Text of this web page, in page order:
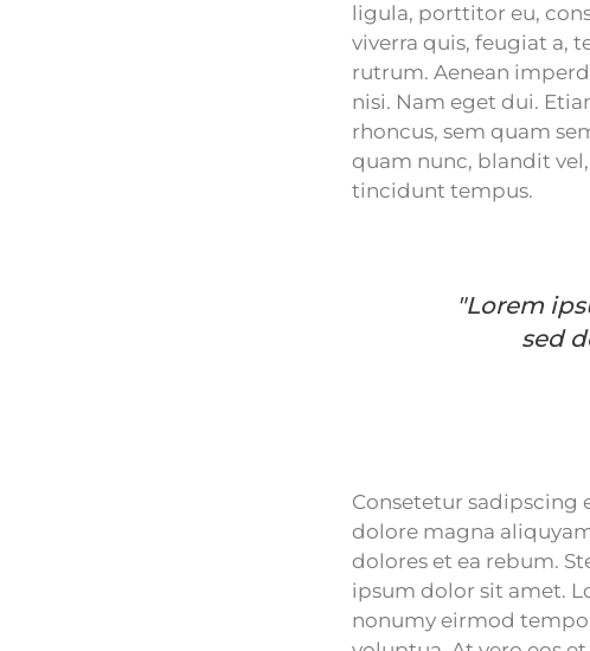
ligula, porttitor eu,
viverra quis, feugiat a,
rutrum. Aenean
nisi. Nam eget dui.
rhoncus, sem quam
quam nunc, blandit
tincidunt tempus.
"Lorem
sed
Consetetur
dolore magna
dolores et ea rebum.
ipsum dolor sit amet.
nonumy eirmod